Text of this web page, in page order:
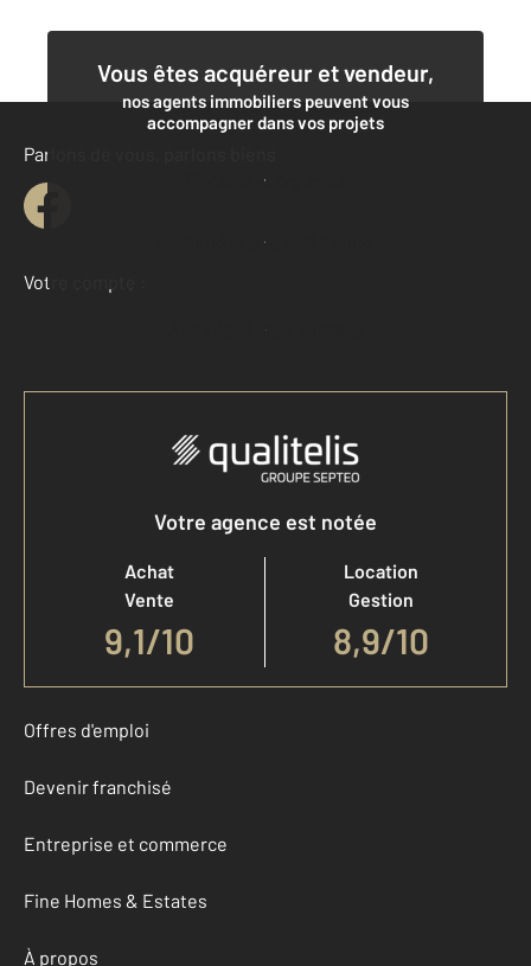
Vous êtes acquéreur et vendeur,
nos agents immobiliers peuvent vous
accompagner dans vos projets
Contacter l'agence
Demander une estimation
Parlons de vous, parlons biens
Votre compte :
Accéder à mon compte
Votre agence est notée
Achat
Vente
9,1/10
Location
Gestion
8,9/10
Offres d'emploi
Devenir franchisé
Entreprise et commerce
Fine Homes & Estates
À propos